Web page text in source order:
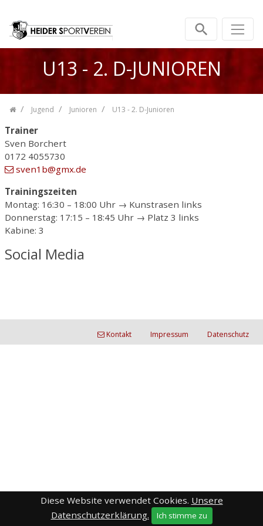
Zum Inhalt springen
U13 - 2. D-JUNIOREN
Jugend Junioren U13 - 2. D-Junioren
Trainer
Sven Borchert
0172 4055730
sven1b@gmx.de
Trainingszeiten
Montag: 16:30 – 18:00 Uhr → Kunstrasen links
Donnerstag: 17:15 – 18:45 Uhr → Platz 3 links
Kabine: 3
Social Media
Kontakt Impressum Datenschutz
Diese Website verwendet Cookies. Unsere
Datenschutzerklärung.
Ich stimme zu